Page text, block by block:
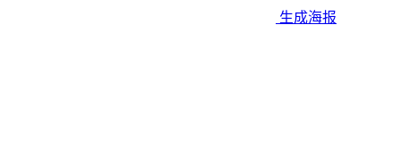
生成海报